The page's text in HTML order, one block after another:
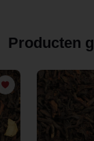
Producten